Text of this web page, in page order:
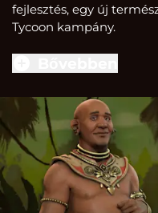
fejlesztés, egy új
Tycoon kampány.